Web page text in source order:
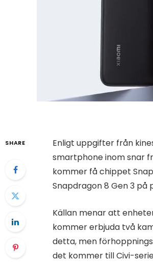
SHARE
Enligt uppgifter från
smartphone inom snar
kommer få chippet
Snapdragon 8 Gen 3 på
Källan menar att
kommer erbjuda två
detta, men
det kommer till Civi-